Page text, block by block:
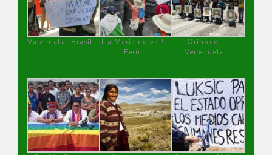
Vale mata, Brasil
Tía María no va !
Perú
Orinoco,
Venezuela